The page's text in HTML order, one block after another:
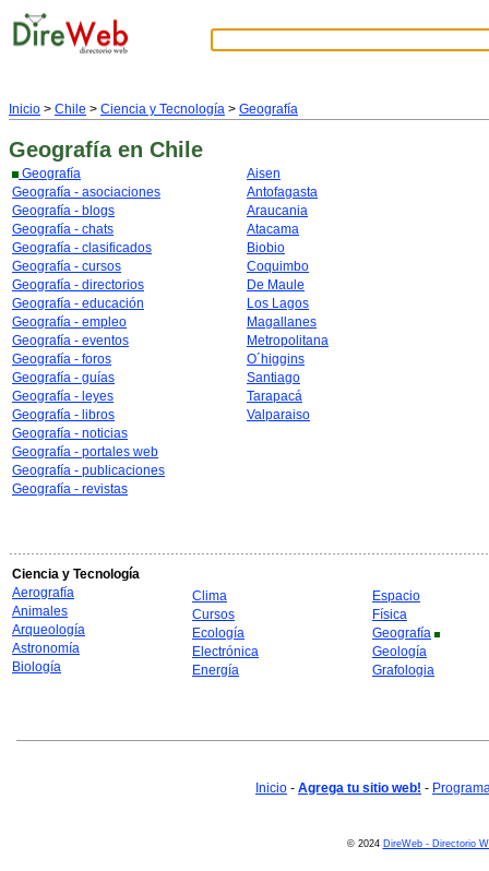
Inicio > Chile > Ciencia y Tecnología > Geografía
Geografía en Chile
Geografía
Geografía - asociaciones
Geografía - blogs
Geografía - chats
Geografía - clasificados
Geografía - cursos
Geografía - directorios
Geografía - educación
Geografía - empleo
Geografía - eventos
Geografía - foros
Geografía - guías
Geografía - leyes
Geografía - libros
Geografía - noticias
Geografía - portales web
Geografía - publicaciones
Geografía - revistas
Aisen
Antofagasta
Araucania
Atacama
Biobio
Coquimbo
De Maule
Los Lagos
Magallanes
Metropolitana
O´higgins
Santiago
Tarapacá
Valparaiso
Ciencia y Tecnología
Aerografía
Animales
Arqueología
Astronomía
Biología
Clima
Cursos
Ecología
Electrónica
Energía
Espacio
Física
Geografía
Geología
Grafologia
Inicio - Agrega tu sitio web! -
© 2024 DireWeb - Directorio